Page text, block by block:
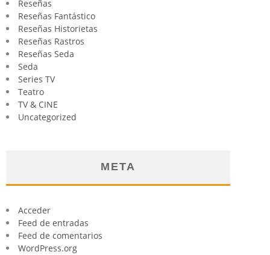
Reseñas
Reseñas Fantástico
Reseñas Historietas
Reseñas Rastros
Reseñas Seda
Seda
Series TV
Teatro
TV & CINE
Uncategorized
META
Acceder
Feed de entradas
Feed de comentarios
WordPress.org